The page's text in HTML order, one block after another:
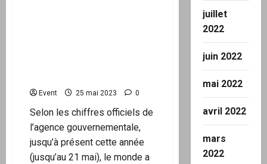
Event 25 mai 2023 0
Selon les chiffres officiels de
l’agence gouvernementale,
jusqu’à présent cette année
(jusqu’au 21 mai), le monde a
juillet
2022
juin 2022
mai 2022
avril 2022
mars
2022